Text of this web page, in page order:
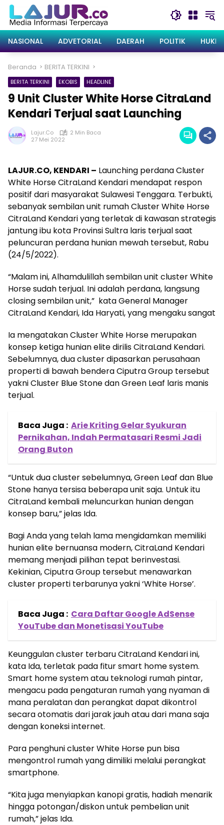
Langsung
konten
NASIONAL
ADVETORIAL DAERAH POLITIK
Beranda BERITA TERKINI
BERITA TERKINI EKOBIS HEADLINE
9 Unit Cluster White Horse CitraLand
Kendari Terjual saat Launching
Lajur.co
2 Min Baca
27 Mei 2022
LAJUR.CO, KENDARI – Launching perdana Cluster
White Horse CitraLand Kendari mendapat respon
positif dari masyarakat Sulawesi Tenggara. Terbukti,
sebanyak sembilan unit rumah Cluster White Horse
CitraLand Kendari yang terletak di kawasan strategis
jantung ibu kota Provinsi Sultra laris terjual saat
peluncuran perdana hunian mewah tersebut, Rabu
(24/5/2022).
“Malam ini, Alhamdulillah sembilan unit cluster White
Horse sudah terjual. Ini adalah perdana, langsung
closing sembilan unit,” kata General Manager
CitraLand Kendari, Ida Haryati, yang mengaku sangat
Ia mengatakan Cluster White Horse merupakan
konsep ketiga hunian elite dirilis CitraLand Kendari.
Sebelumnya, dua cluster dipasarkan perusahaan
properti di bawah bendera Ciputra Group tersebut
yakni Cluster Blue Stone dan Green Leaf laris manis
terjual.
Baca Juga : Arie Kriting Gelar Syukuran
Pernikahan, Indah Permatasari Resmi Jadi
Orang Buton
“Untuk dua cluster sebelumnya, Green Leaf dan Blue
Stone hanya tersisa beberapa unit saja. Untuk itu
CitraLand kembali meluncurkan hunian dengan
konsep baru,” jelas Ida.
Bagi Anda yang telah lama mengidamkan memiliki
hunian elite bernuansa modern, CitraLand Kendari
memang menjadi pilihan tepat berinvestasi.
Kekinian, Ciputra Group tersebut menawarkan
cluster properti terbarunya yakni ‘White Horse’.
Baca Juga : Cara Daftar Google AdSense
YouTube dan Monetisasi YouTube
Keunggulan cluster terbaru CitraLand Kendari ini,
kata Ida, terletak pada fitur smart home system.
Smart home system atau teknologi rumah pintar,
mengacu pada pengaturan rumah yang nyaman di
mana peralatan dan perangkat dapat dikontrol
secara otomatis dari jarak jauh atau dari mana saja
dengan koneksi internet.
Para penghuni cluster White Horse pun bisa
mengontrol rumah yang dimiliki melalui perangkat
smartphone.
“Kita juga menyiapkan kanopi gratis, hadiah menarik
hingga potongan/diskon untuk pembelian unit
rumah,” jelas Ida.